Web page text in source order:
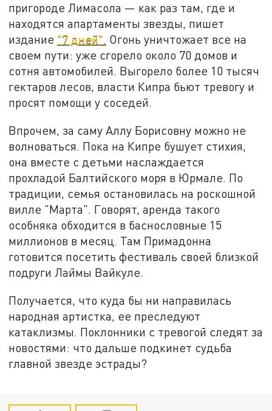
пригороде Лимасола — как раз там, где и
находятся апартаменты звезды, пишет
издание "7 дней". Огонь уничтожает все на
своем пути: уже сгорело около 70 домов и
сотня автомобилей. Выгорело более 10 тысяч
гектаров лесов, власти Кипра бьют тревогу и
просят помощи у соседей.
Впрочем, за саму Аллу Борисовну можно не
волноваться. Пока на Кипре бушует стихия,
она вместе с детьми наслаждается
прохладой Балтийского моря в Юрмале. По
традиции, семья остановилась на роскошной
вилле "Марта". Говорят, аренда такого
особняка обходится в баснословные 15
миллионов в месяц. Там Примадонна
готовится посетить фестиваль своей близкой
подруги Лаймы Вайкуле.
Получается, что куда бы ни направилась
народная артистка, ее преследуют
катаклизмы. Поклонники с тревогой следят за
новостями: что дальше подкинет судьба
главной звезде эстрады?